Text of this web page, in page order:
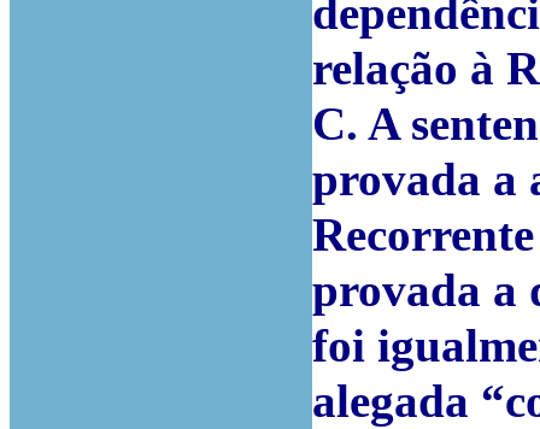
relação à
C. A
provada a
provada a
foi
alegada